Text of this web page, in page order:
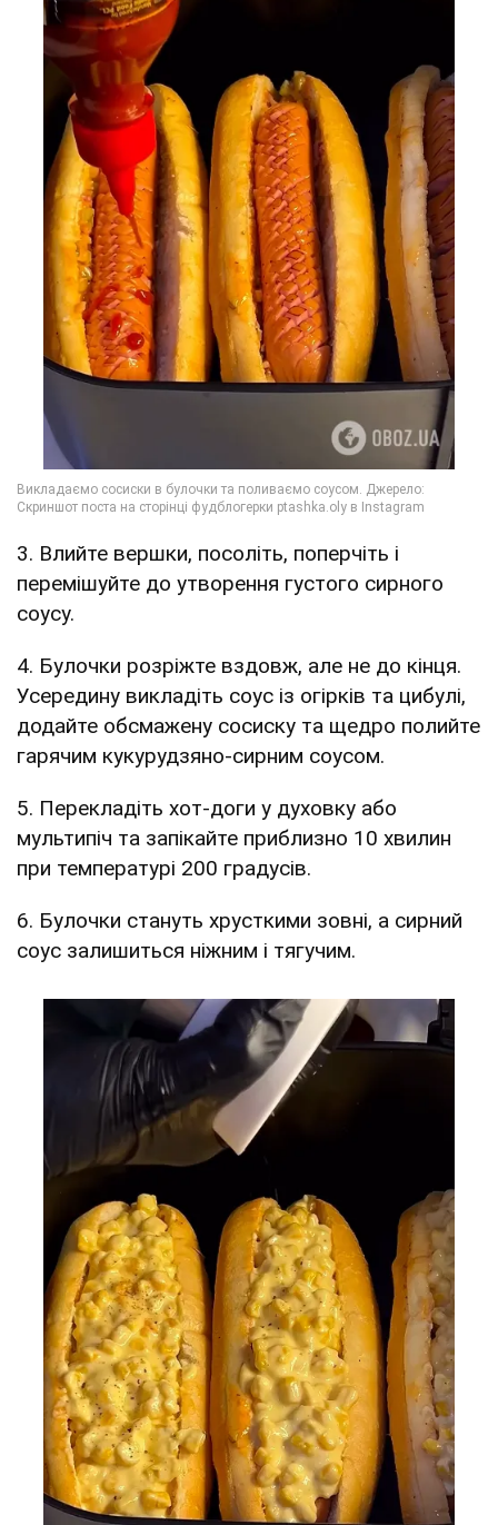
3. Влийте вершки, посоліть, поперчіть і
перемішуйте до утворення густого сирного
соусу.
4. Булочки розріжте вздовж, але не до кінця.
Усередину викладіть соус із огірків та цибулі,
додайте обсмажену сосиску та щедро полийте
гарячим кукурудзяно-сирним соусом.
5. Перекладіть хот-доги у духовку або
мультипіч та запікайте приблизно 10 хвилин
при температурі 200 градусів.
6. Булочки стануть хрусткими зовні, а сирний
соус залишиться ніжним і тягучим.